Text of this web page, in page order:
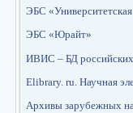
ЭБС
ЭБС «Юрайт»
ИВИС – БД
Elibrary. ru. Научная
Архивы зарубежных